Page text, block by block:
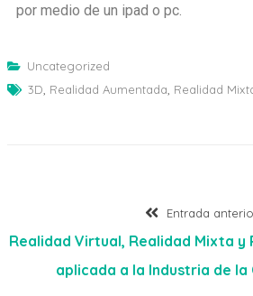
por medio de un ipad o pc.
Uncategorized
3D Realidad Aumentada Realidad
Entrada
Realidad Virtual, Realidad Mixta y
aplicada a la Industria de la